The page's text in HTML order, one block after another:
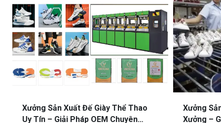
Xưởng Sản Xuất Đế Giày Thể Thao
Uy Tín – Giải Pháp OEM Chuyên
Xưởng
Xưởng –